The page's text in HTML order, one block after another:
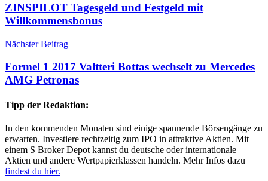
ZINSPILOT Tagesgeld und Festgeld mit
Willkommensbonus
Nächster Beitrag
Formel 1 2017 Valtteri Bottas wechselt zu Mercedes
AMG Petronas
Tipp der Redaktion:
In den kommenden Monaten sind einige spannende Börsengänge zu
erwarten. Investiere rechtzeitig zum IPO in attraktive Aktien. Mit
einem S Broker Depot kannst du deutsche oder internationale
Aktien und andere Wertpapierklassen handeln. Mehr Infos dazu
findest du hier.